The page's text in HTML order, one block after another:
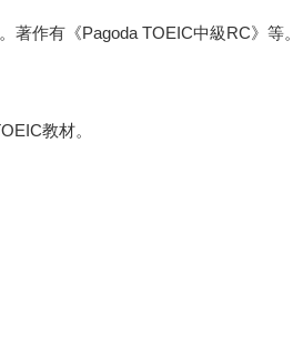
作有《Pagoda TOEIC中級RC》等。
教材。